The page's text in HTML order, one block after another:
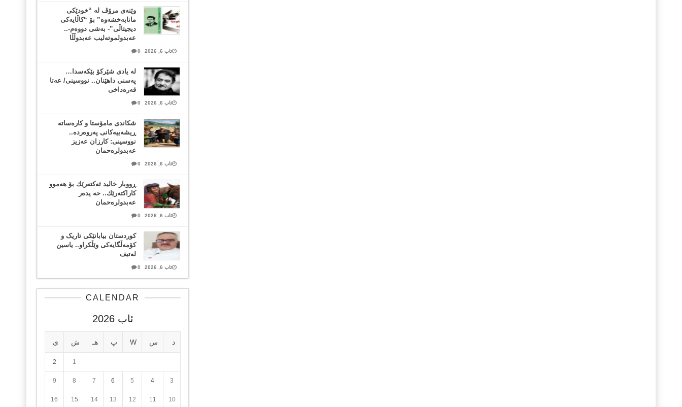
وێنەی مرۆڤ لە “خودێکی
مانابەخشەوە” بۆ “کاڵایەکی
دیجیتاڵی”- بەشی دووەم-..
عەبدولموتەلیب عەبدوڵڵا
ئاب 6, 2026 0
لە یادی شێرکۆ بێکەسدا…
پەسنی داهێنان.. نووسینی/ عەتا
قەرەداخی
ئاب 6, 2026 0
شکاندی مامۆستا و کارەساتە
ڕیشەییەکانی پەروەردە..
نووسینی: کارزان عەزیز
عەبدولرەحمان
ئاب 6, 2026 0
ڕووبار خالید ئەكتەرێك بۆ هەموو
كاراكتەرێك.. حه یدەر
عەبدولرەحمان
ئاب 6, 2026 0
کوردستان بیابانێکی تاریک و
کۆمەڵگایەکی وێڵکراو.. یاسین
لەتیف
ئاب 6, 2026 0
CALENDAR
ئاب 2026
د س W پ هـ ش ی
1
2
3
4
5
6
7
8
9
10
11
12
13
14
15
16